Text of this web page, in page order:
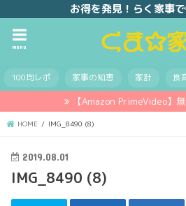
お得を発見！らく家事
menu
100均レポ 家事の知恵 家計 食
【Amazon PrimeVideo】
HOME IMG_8490 (8)
2019.08.01
IMG_8490 (8)